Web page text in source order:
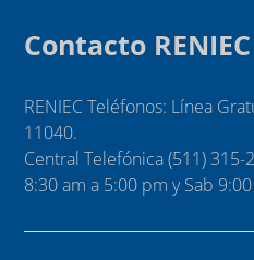
Contacto RENIEC
RENIEC Teléfonos: Línea
11040.
Central Telefónica (511)
8:30 am a 5:00 pm y Sab